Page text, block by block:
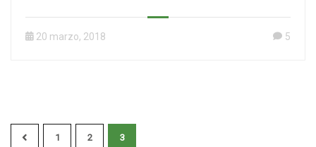
20 marzo, 2018 5
1 2 3